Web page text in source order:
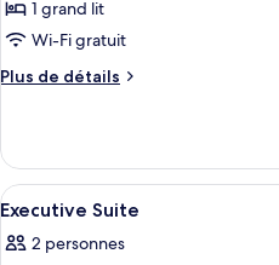
photos
pour
ce
chambre :
Deluxe
King
1 grand lit
Wi-Fi gratuit
Plus de détails
Plus
Deluxe
King
Afficher
toutes
les
14
Executive Suite
2 personnes